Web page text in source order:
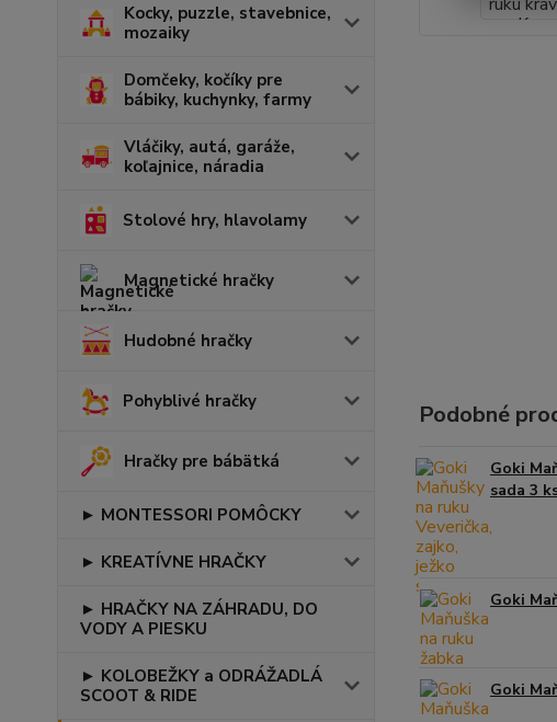
Kocky, puzzle, stavebnice,
mozaiky
Domčeky, kočíky pre
bábiky, kuchynky, farmy
Vláčiky, autá, garáže,
koľajnice, náradia
Stolové hry, hlavolamy
Magnetické hračky
Hudobné hračky
Pohyblivé hračky
Hračky pre bábätká
► MONTESSORI POMÔCKY
► KREATÍVNE HRAČKY
► HRAČKY NA ZÁHRADU, DO
VODY A PIESKU
► KOLOBEŽKY a ODRÁŽADLÁ
SCOOT & RIDE
Podobné
Goki
sada 3
Goki
Goki